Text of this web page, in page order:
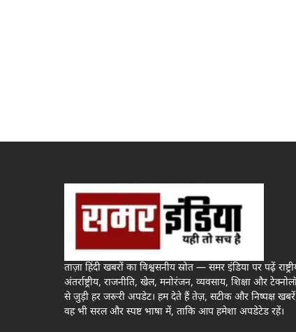
ताज़ा हिंदी खबरों का विश्वसनीय स्रोत — समर इंडिया पर पढ़ें
अंतर्राष्ट्रीय, राजनीति, खेल, मनोरंजन, व्यवसाय, शिक्षा और
से जुड़ी हर जरूरी अपडेट। हम देते हैं तेज़, सटीक और निष्पक्ष
वह भी सरल और स्पष्ट भाषा में, ताकि आप हमेशा अपडेटेड रहें।